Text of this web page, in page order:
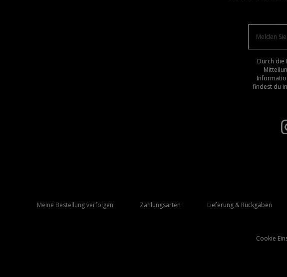
Durch die
findest du
Meine Bestellung verfolgen Zahlungsarten Lieferung & Rückgaben
Cookie